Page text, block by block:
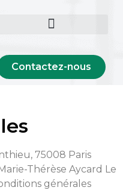
Contactez-nous
75008 Paris
Thérèse Aycard Le
générales